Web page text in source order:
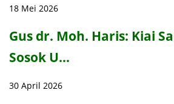
18 Mei 2026
Gus dr. Moh. Haris: Kiai
Sosok U…
30 April 2026